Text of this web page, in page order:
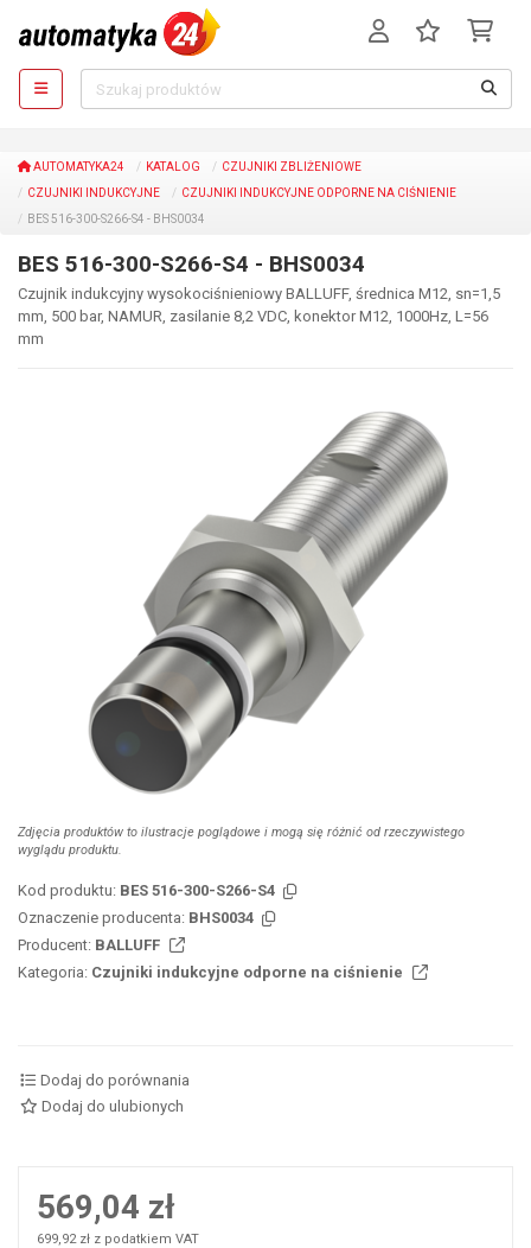
AUTOMATYKA24 KATALOG
CZUJNIKI ZBLIŻENIOWE
CZUJNIKI INDUKCYJNE
CZUJNIKI INDUKCYJNE ODPORNE NA CIŚNIENIE
BES 516-300-S266-S4 - BHS0034
BES 516-300-S266-S4 - BHS0034
Czujnik indukcyjny wysokociśnieniowy BALLUFF, średnica M12, sn=1,5
mm, 500 bar, NAMUR, zasilanie 8,2 VDC, konektor M12, 1000Hz, L=56
mm
Zdjęcia produktów to ilustracje poglądowe i mogą się różnić od rzeczywistego
wyglądu produktu.
Kod produktu: BES 516-300-S266-S4
Oznaczenie producenta: BHS0034
Producent: BALLUFF
Kategoria: Czujniki indukcyjne odporne na ciśnienie
Dodaj do porównania
Dodaj do ulubionych
569,04 zł
699,92 zł z podatkiem VAT